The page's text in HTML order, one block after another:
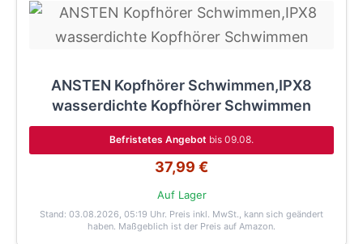
ANSTEN Kopfhörer Schwimmen,IPX8
wasserdichte Kopfhörer Schwimmen
Befristetes Angebot bis 09.08.
37,99 €
Auf Lager
Stand: 03.08.2026, 05:19 Uhr. Preis inkl. MwSt., kann sich geändert
haben. Maßgeblich ist der Preis auf Amazon.